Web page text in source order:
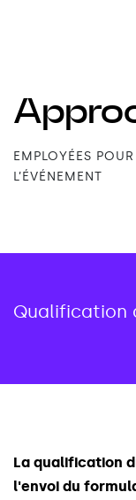
EMPLOYÉES
L’ÉVÉNEMENT
Qualification
La qualification d
l'envoi du formul